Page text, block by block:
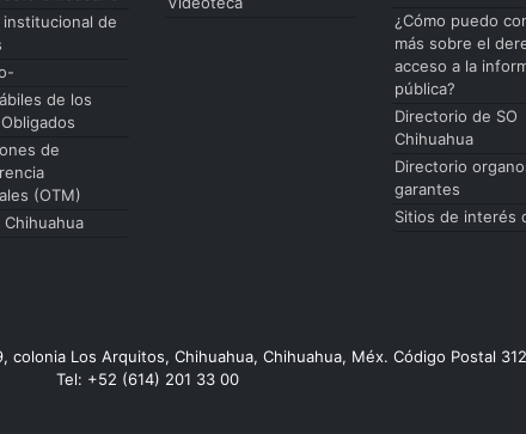
institucional de
de los
de
(OTM)
Chihuahua
¿Cómo puedo
más sobre el
acceso a la
pública?
Directorio de SO
Chihuahua
Directorio
garantes
Sitios de interés
colonia Los Arquitos, Chihuahua, Chihuahua, Méx. Código Postal
Tel: +52 (614) 201 33 00